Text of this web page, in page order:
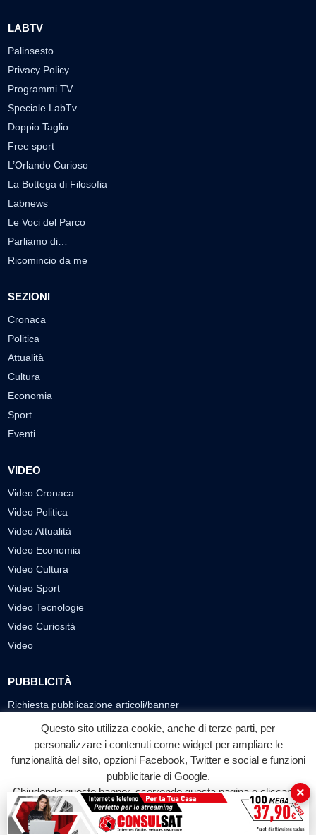
LABTV
Palinsesto
Privacy Policy
Programmi TV
Speciale LabTv
Doppio Taglio
Free sport
L’Orlando Curioso
La Bottega di Filosofia
Labnews
Le Voci del Parco
Parliamo di…
Ricomincio da me
SEZIONI
Cronaca
Politica
Attualità
Cultura
Economia
Sport
Eventi
VIDEO
Video Cronaca
Video Politica
Video Attualità
Video Economia
Video Cultura
Video Sport
Video Tecnologie
Video Curiosità
Video
PUBBLICITÀ
Richiesta pubblicazione articoli/banner
SEGUICI SUI SOCIAL
f
Facebook
◎ ▶
YouTube
© 2026 LABTV - Tutti i diritti riservati
Questo sito utilizza cookie, anche di terze parti, per
personalizzare i contenuti come widget per ampliare le
funzionalità del sito, opzioni Facebook, Twitter e social e funzioni
pubblicitarie di Google.
Chiudendo questo banner, scorrendo questa pagina o cliccando
su qualunque suo elemento acconsenti all'uso dei cookie.
Accetta
×